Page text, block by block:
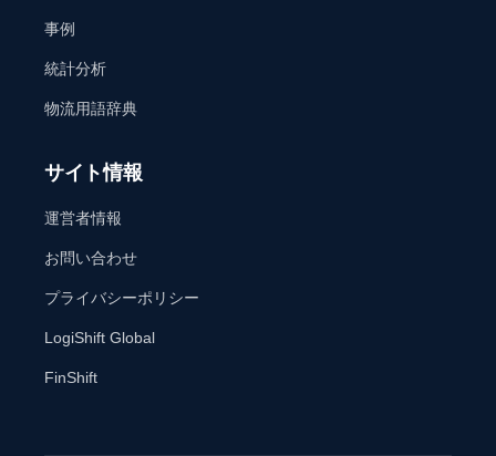
事例
統計分析
物流用語辞典
サイト情報
運営者情報
お問い合わせ
プライバシーポリシー
LogiShift Global
FinShift